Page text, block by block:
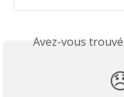
Avez-vous